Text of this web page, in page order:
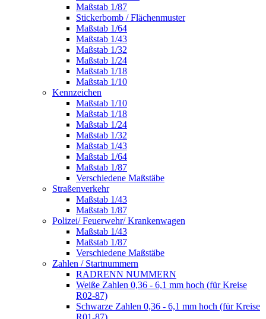
Maßstab 1/87
Stickerbomb / Flächenmuster
Maßstab 1/64
Maßstab 1/43
Maßstab 1/32
Maßstab 1/24
Maßstab 1/18
Maßstab 1/10
Kennzeichen
Maßstab 1/10
Maßstab 1/18
Maßstab 1/24
Maßstab 1/32
Maßstab 1/43
Maßstab 1/64
Maßstab 1/87
Verschiedene Maßstäbe
Straßenverkehr
Maßstab 1/43
Maßstab 1/87
Polizei/ Feuerwehr/ Krankenwagen
Maßstab 1/43
Maßstab 1/87
Verschiedene Maßstäbe
Zahlen / Startnummern
RADRENN NUMMERN
Weiße Zahlen 0,36 - 6,1 mm hoch (für Kreise
R02-87)
Schwarze Zahlen 0,36 - 6,1 mm hoch (für Kreise
R01-87)